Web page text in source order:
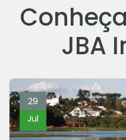
JBA
29
Jul